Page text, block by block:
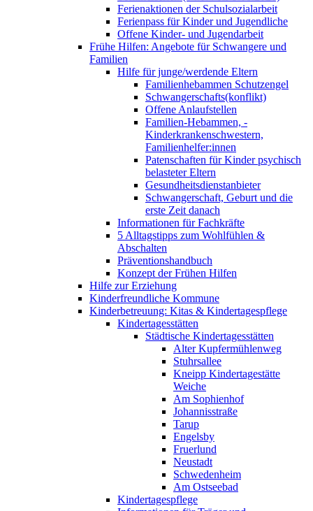
Ferienaktionen der Schulsozialarbeit
Ferienpass für Kinder und Jugendliche
Offene Kinder- und Jugendarbeit
Frühe Hilfen: Angebote für Schwangere und
Familien
Hilfe für junge/werdende Eltern
Familienhebammen Schutzengel
Schwangerschafts(konflikt)
Offene Anlaufstellen
Familien-Hebammen, -
Kinderkrankenschwestern,
Familienhelfer:innen
Patenschaften für Kinder psychisch
belasteter Eltern
Gesundheitsdienstanbieter
Schwangerschaft, Geburt und die
erste Zeit danach
Informationen für Fachkräfte
5 Alltagstipps zum Wohlfühlen &
Abschalten
Präventionshandbuch
Konzept der Frühen Hilfen
Hilfe zur Erziehung
Kinderfreundliche Kommune
Kinderbetreuung: Kitas & Kindertagespflege
Kindertagesstätten
Städtische Kindertagesstätten
Alter Kupfermühlenweg
Stuhrsallee
Kneipp Kindertagestätte
Weiche
Am Sophienhof
Johannisstraße
Tarup
Engelsby
Fruerlund
Neustadt
Schwedenheim
Am Ostseebad
Kindertagespflege